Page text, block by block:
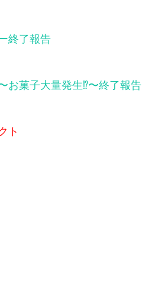
終了報告
菓子大量発生⁉︎〜終了報告
ト